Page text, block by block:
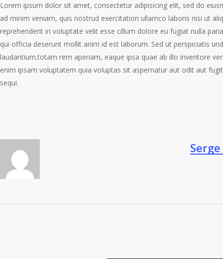
Lorem ipsum dolor sit amet, consectetur adipisicing elit, sed do
ad minim veniam, quis nostrud exercitation ullamco laboris nisi ut
reprehenderit in voluptate velit esse cillum dolore eu fugiat nulla
qui officia deserunt mollit anim id est laborum. Sed ut perspiciatis
laudantium.totam rem aperiam, eaque ipsa quae ab illo inventore
enim ipsam voluptatem quia voluptas sit aspernatur aut odit aut
sequi.